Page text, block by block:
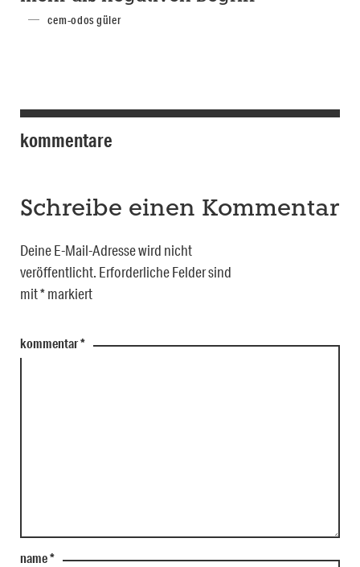
cem-odos güler
kommentare
Schreibe einen Kommentar
Deine E-Mail-Adresse wird nicht
veröffentlicht. Erforderliche Felder sind
mit*markiert
kommentar*
name*